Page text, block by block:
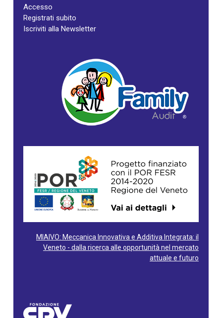
Accesso
Registrati subito
Iscriviti alla Newsletter
MIAIVO: Meccanica Innovativa e Additiva Integrata: il
Veneto - dalla ricerca alle opportunità nel mercato
attuale e futuro